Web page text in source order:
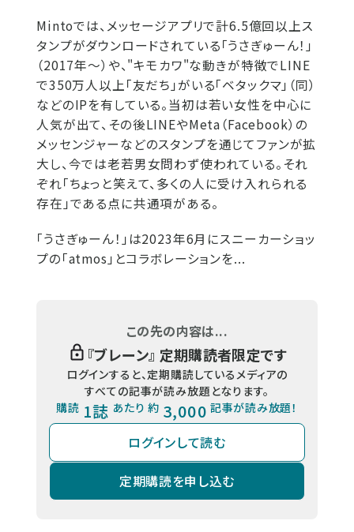
Mintoでは、メッセージアプリで計6.5億回以上ス
タンプがダウンロードされている「うさぎゅーん！」
（2017年～）や、"キモカワ"な動きが特徴でLINE
で350万人以上「友だち」がいる「ベタックマ」（同）
などのIPを有している。当初は若い女性を中心に
人気が出て、その後LINEやMeta（Facebook）の
メッセンジャーなどのスタンプを通じてファンが拡
大し、今では老若男女問わず使われている。それ
ぞれ「ちょっと笑えて、多くの人に受け入れられる
存在」である点に共通項がある。
「うさぎゅーん！」は2023年6月にスニーカーショッ
プの「atmos」とコラボレーションを...
この先の内容は...
『ブレーン』 定期購読者限定です
ログインすると、定期購読しているメディアの
すべての記事が読み放題となります。
購読 1誌 あたり 約 3,000 記事が読み放題！
ログインして読む
定期購読を申し込む